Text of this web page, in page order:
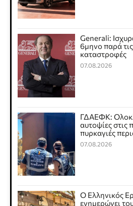
Generali:
6μηνο παρά
καταστροφές
07.08.2026
ΓΔΑΕΦΚ:
αυτοψίες στις
πυρκαγιές
07.08.2026
Ο Ελληνικός
ενημερώνει